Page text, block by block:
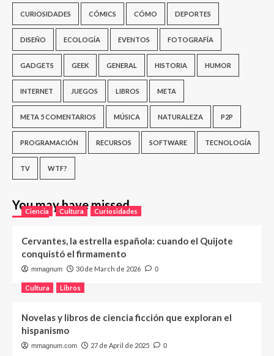
CURIOSIDADES CÓMICS CÓMO DEPORTES
DISEÑO ECOLOGÍA EVENTOS FOTOGRAFÍA
GADGETS GEEK GENERAL HISTORIA HUMOR
INTERNET JUEGOS LIBROS META
META 5 COMENTARIOS MÚSICA NATURALEZA P2P
PROGRAMACIÓN RECURSOS SOFTWARE TECNOLOGÍA
TV WTF?
You may have missed
Ciencia Cultura Curiosidades
Cervantes, la estrella española: cuando el Quijote
conquistó el firmamento
mmagnum 30 de March de 2026 0
Cultura Libros
Novelas y libros de ciencia ficción que exploran el
hispanismo
mmagnum.com 27 de April de 2025 0